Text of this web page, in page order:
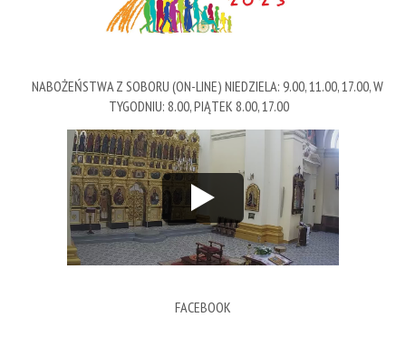
NABOŻEŃSTWA Z SOBORU (ON-LINE) NIEDZIELA: 9.00, 11.00, 17.00, W
TYGODNIU: 8.00, PIĄTEK 8.00, 17.00
FACEBOOK